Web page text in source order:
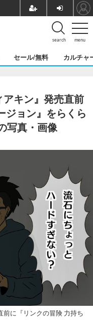
menu
search
セール/無料 カルチャ
アキン』発売直前
ジョン』をらくら
写真・画像
前に『リンクの冒険 力持ち